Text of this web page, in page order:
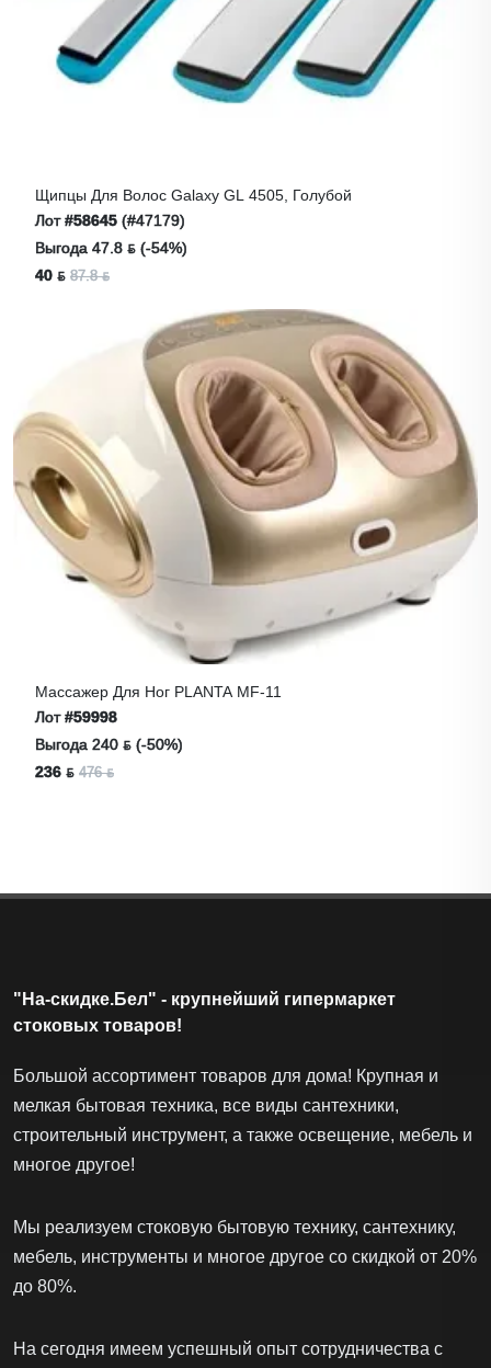
Щипцы Для Волос Galaxy GL 4505, Голубой
Лот#58645 (#47179)
Выгода 47.8 ƃ (-54%)
40 ƃ 87.8 ƃ
Массажер Для Ног PLANTA MF-11
Лот#59998
Выгода 240 ƃ (-50%)
236 ƃ 476 ƃ
"На-скидке.Бел" - крупнейший гипермаркет
стоковых товаров!
Большой ассортимент товаров для дома! Крупная и
мелкая бытовая техника, все виды сантехники,
строительный инструмент, а также освещение, мебель и
многое другое!
Мы реализуем стоковую бытовую технику, сантехнику,
мебель, инструменты и многое другое со скидкой от 20%
до 80%.
На сегодня имеем успешный опыт сотрудничества с